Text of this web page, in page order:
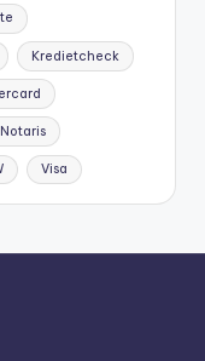
Kredietcheck
Notaris
Visa